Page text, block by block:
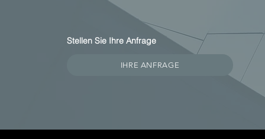
Stellen Sie Ihre Anfrage
IHRE ANFRAGE